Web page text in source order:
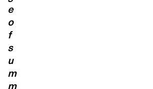
e
o
f
s
u
m
m